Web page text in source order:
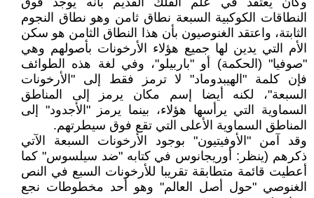
النطاقات الكوكبية السبعة نطاق ثامن وهو نطاق النجوم
الثابتة، واعتقد الغنوصيون بأن هذا النطاق الثامن هو سكن
الأم التي يدين لها جميع هؤلاء الأرخونات بأصولهم وهي
"صوفيا" (الحكمة) أو "باربيلو"، وفي لغة هذه الطوائف
فإن كلمة "الهيبدوماد" لا ترمز فقط إلى "الأرخونات
السبعة"، لكنه أيضا إسم مكان يرمز إلى المناطق
السماوية التي يرأسها هؤلاء، بينما يرمز "الأجدود" إلى
المناطق السماوية الأعلى التي تقع فوق سيطرتهم.
وقد آمن "الأوفيتيون" بوجود الأرخونات السبعة الآتي
ذكرهم (ينظر: أوريجانوس في كتابه "ضد سيلسوس" كما
أعطيت قائمة متطابقة تقريبا للأرخونات السبع في النص
الغنوصي "حول أصل العالم" وهو أحد مخطوطات نجع